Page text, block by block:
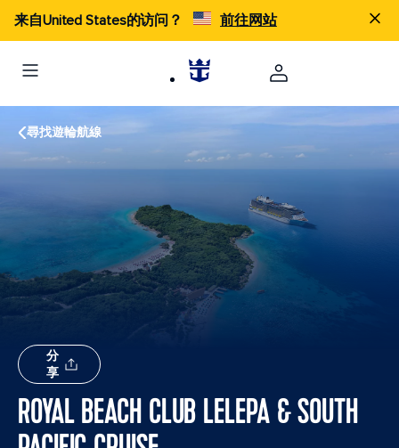
来自United States的访问？ 前往网站
尋找遊輪航線
分
享
ROYAL BEACH CLUB LELEPA & SOUTH